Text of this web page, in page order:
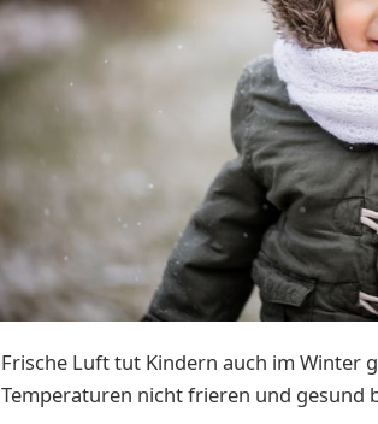
Frische Luft tut Kindern auch im Winter
Temperaturen nicht frieren und gesund